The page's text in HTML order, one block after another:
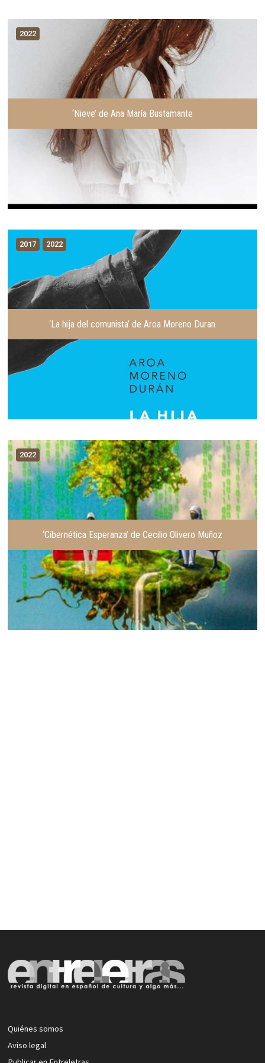
2022
‘Nieve’ de Ana María Bustamante
2017 2022
‘La hija del comunista’ de Aroa Moreno Duran
2022
‘Cibernética Esperanza’ de Cecilio Olivero Muñoz
Quiénes somos
Aviso legal